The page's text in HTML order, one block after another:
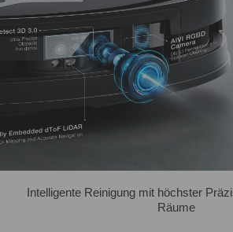
Intelligente Reinigung mit höchster
Räume